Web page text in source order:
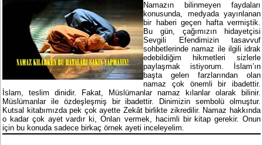
Namazın bilinmeyen faydaları
konusunda, medyada yayınlanan
bir haberi geçen hafta vermiştik.
Bu gün, çağımızın hidayetçisi
Sevgili Efendimizin tasavvuf
sohbetlerinde namaz ile ilgili idrak
edebildiğim hikmetleri sizlerle
paylaşmak istiyorum. İslam’ın
başta gelen farzlarından olan
namaz çok önemli bir ibadettir.
İslam, teslim dinidir. Fakat, Müslümanlar namaz kılanlar olarak bilinir.
Müslümanlar ile özdeşleşmiş bir ibadettir. Dinimizin sembolü olmuştur.
Kutsal kitabımızda pek çok ayette Zekât birlikte zikredilir. Namaz hakkında
o kadar çok ayet vardır ki, Onları vermek, hacimli bir kitap gerekir. Onun
için bu konuda sadece birkaç örnek ayeti inceleyelim.